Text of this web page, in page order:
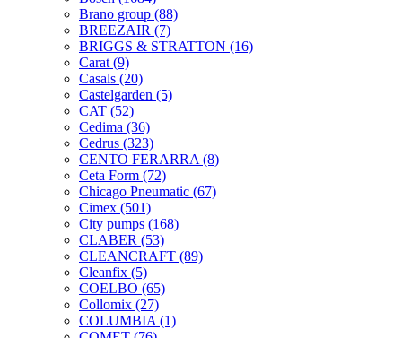
Brano group (88)
BREEZAIR (7)
BRIGGS & STRATTON (16)
Carat (9)
Casals (20)
Castelgarden (5)
CAT (52)
Cedima (36)
Cedrus (323)
CENTO FERARRA (8)
Ceta Form (72)
Chicago Pneumatic (67)
Cimex (501)
City pumps (168)
CLABER (53)
CLEANCRAFT (89)
Cleanfix (5)
COELBO (65)
Collomix (27)
COLUMBIA (1)